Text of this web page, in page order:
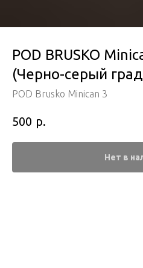
POD BRUSKO
(Черно-серый
POD Brusko Minican 3
500 р.
Нет в